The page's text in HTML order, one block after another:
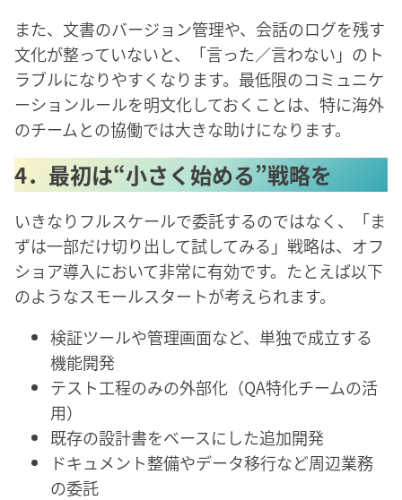
また、文書のバージョン管理や、会話のログを残す
文化が整っていないと、「言った／言わない」のト
ラブルになりやすくなります。最低限のコミュニケ
ーションルールを明文化しておくことは、特に海外
のチームとの協働では大きな助けになります。
4．最初は“小さく始める”戦略を
いきなりフルスケールで委託するのではなく、「ま
ずは一部だけ切り出して試してみる」戦略は、オフ
ショア導入において非常に有効です。たとえば以下
のようなスモールスタートが考えられます。
検証ツールや管理画面など、単独で成立する
機能開発
テスト工程のみの外部化（QA特化チームの活
用）
既存の設計書をベースにした追加開発
ドキュメント整備やデータ移行など周辺業務
の委託